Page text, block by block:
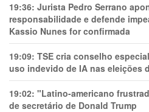
19:36: Jurista Pedro Serrano
responsabilidade e defende
Kassio Nunes for confirmada
19:09: TSE cria conselho
uso indevido de IA nas eleições
19:02: "Latino-americano
de secretário de Donald Trump